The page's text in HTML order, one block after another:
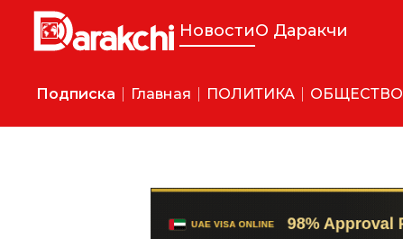
НовостиО Даракчи
Подписка Главная ПОЛИТИКА ОБЩЕСТВО